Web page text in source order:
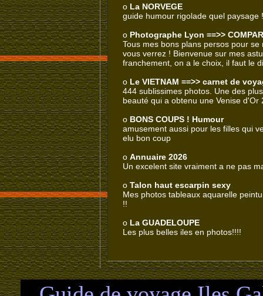
o La NORVEGE
guide humour rigolade quel paysage !
o Photographe Lyon ==>>
Tous mes bons plans persos pour
vous verrez ! Bienvenue sur mes
franchement, on a le choix, il faut le
o Le VIETNAM ==>> carnet de
444 sublissimes photos. Une des
beauté qui a obtenu une Venise d'Or
o BONS COUPS ! Humour
amusement aussi pour les filles qui
elu bon coup
o Annuaire 2026
Un excelent site vraiment a ne pas
o Talon haut escarpin sexy
Mes photos tableaux aquarelle
!!
o La GUADELOUPE
Les plus belles iles en photos!!!!